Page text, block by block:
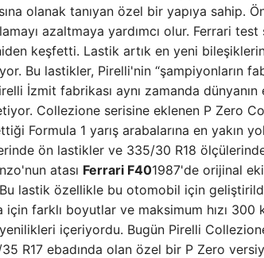
olanak tanıyan özel bir yapıya sahip.
azaltmaya yardımcı olur. Ferrari
keşfetti. Lastik artık en yeni bileşiklerin
Bu lastikler, Pirelli'nin “şampiyonların
İzmit fabrikası aynı zamanda dünyanın
Collezione serisine eklenen P Zero
Formula 1 yarış arabalarına en yakın
ön lastikler ve 335/30 R18
atası Ferrari F401987'de orijinal
lastik özellikle bu otomobil için
farklı boyutlar ve maksimum hızı 300
içeriyordu. Bugün Pirelli
R17 ebadında olan özel bir P Zero